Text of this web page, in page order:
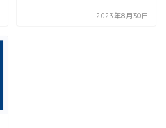
2023年8月30日